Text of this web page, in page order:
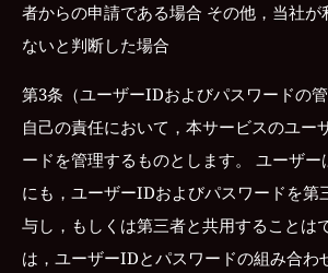
者からの申請である場合 その他，当社
ないと判断した場合
第3条（ユーザーIDおよびパスワードの
自己の責任において，本サービスのユー
ードを管理するものとします。 ユーザー
にも，ユーザーIDおよびパスワードを第
与し，もしくは第三者と共用することは
は，ユーザーIDとパスワードの組み合わ